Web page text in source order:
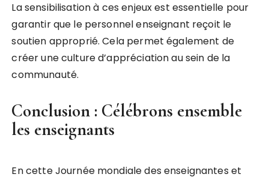
La sensibilisation à ces enjeux est essentielle pour
garantir que le personnel enseignant reçoit le
soutien approprié. Cela permet également de
créer une culture d’appréciation au sein de la
communauté.
Conclusion : Célébrons ensemble
les enseignants
En cette Journée mondiale des enseignantes et